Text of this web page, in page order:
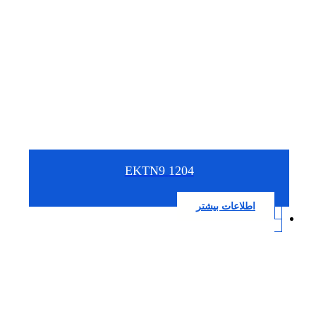
1204 EKTN9
اطلاعات بیشتر